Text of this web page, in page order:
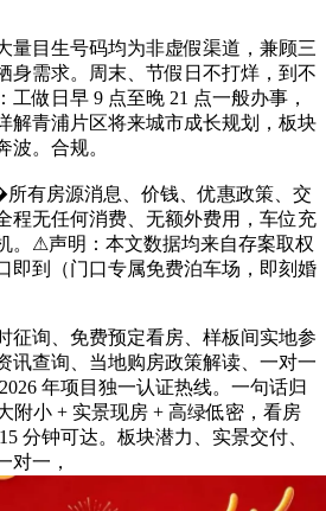
目生号码均为非虚假渠道，兼顾三
身需求。周末、节假日不打烊，到不
做日早 9 点至晚 21 点一般办事，
解青浦片区将来城市成长规划，板块
波。合规。
房源消息、价钱、优惠政策、交
程无任何消费、无额外费用，车位充
。⚠声明：本文数据均来自存案取权
即到（门口专属免费泊车场，即刻婚
询、免费预定看房、样板间实地参
讯查询、当地购房政策解读、一对一
年项目独一认证热线。一句话归
附小 + 实景现房 + 高绿低密，看房
分钟可达。板块潜力、实景交付、
对一，